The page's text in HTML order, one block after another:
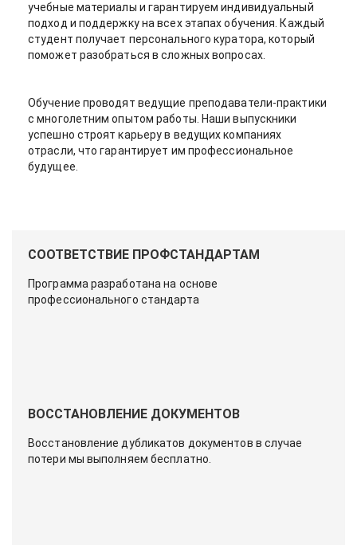
учебные материалы и гарантируем индивидуальный
подход и поддержку на всех этапах обучения. Каждый
студент получает персонального куратора, который
поможет разобраться в сложных вопросах.
Обучение проводят ведущие преподаватели-практики
с многолетним опытом работы. Наши выпускники
успешно строят карьеру в ведущих компаниях
отрасли, что гарантирует им профессиональное
будущее.
СООТВЕТСТВИЕ ПРОФСТАНДАРТАМ
Программа разработана на основе
профессионального стандарта
ВОССТАНОВЛЕНИЕ ДОКУМЕНТОВ
Восстановление дубликатов документов в случае
потери мы выполняем бесплатно.